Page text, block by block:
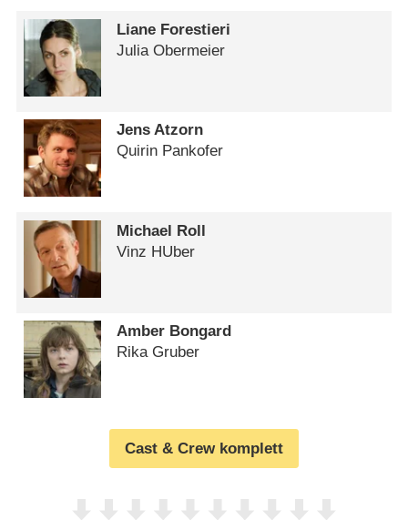
Liane Forestieri
Julia Obermeier
Jens Atzorn
Quirin Pankofer
Michael Roll
Vinz HUber
Amber Bongard
Rika Gruber
Cast & Crew komplett